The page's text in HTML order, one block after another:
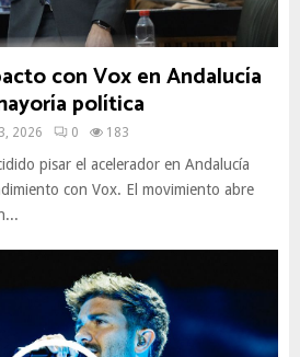
con Vox en Andalucía
política
2026 0 183
pisar el acelerador en Andalucía
con Vox. El movimiento abre